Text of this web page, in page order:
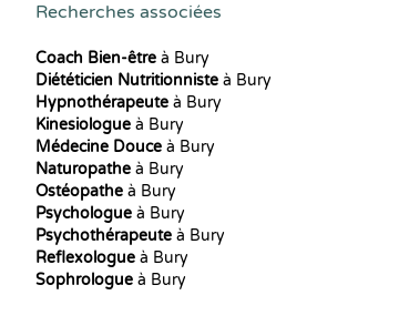
Recherches associées
Coach Bien-être à Bury
Diététicien Nutritionniste à Bury
Hypnothérapeute à Bury
Kinesiologue à Bury
Médecine Douce à Bury
Naturopathe à Bury
Ostéopathe à Bury
Psychologue à Bury
Psychothérapeute à Bury
Reflexologue à Bury
Sophrologue à Bury